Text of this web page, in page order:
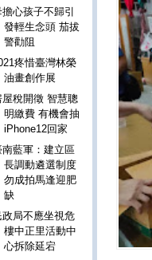
擔心孩子不歸引
發輕生念頭 茄拔
警勸阻
疼惜臺灣林榮
油畫創作展
屋稅開徵 智慧聰
明繳費 有機會抽
iPhone12回家
南藍軍：建立區
長調動遴選制度
勿成拍馬逢迎肥
缺
政局不應坐視危
樓中正里活動中
心拆除延宕